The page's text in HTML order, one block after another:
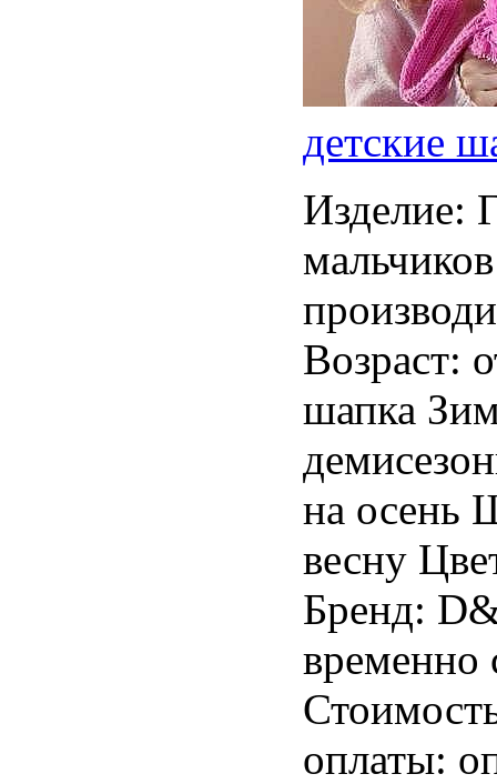
детские
Изделие:
Возраст:
шапка
на осень
весну
Бренд:
временно
оплаты: